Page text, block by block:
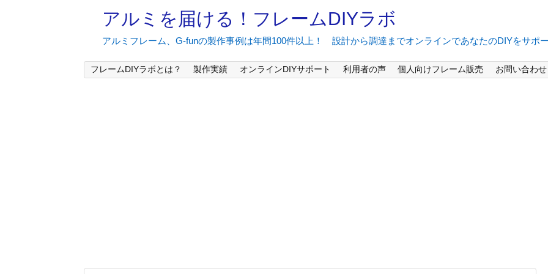
アルミを届ける！フレームDIYラボ
アルミフレーム、G-funの製作事例は年間100件以上！ 設計から調達までオンラインであなたのDIYをサポ
フレームDIYラボとは？ 製作実績 オンラインDIYサポート 利用者の声 個人向けフレーム販売 お問い合わせ